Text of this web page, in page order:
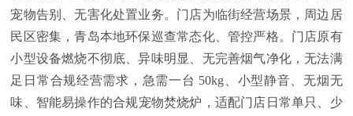
宠物告别、无害化处置业务。门店为临街经营场景，周边居
民区密集，青岛本地环保巡查常态化、管控严格。门店原有
小型设备燃烧不彻底、异味明显、无完善烟气净化，无法满
足日常合规经营需求， 急需一台 50kg、小型静音、无烟无
味、智能易操作的合规宠物焚烧炉，适配门店日常单只、少